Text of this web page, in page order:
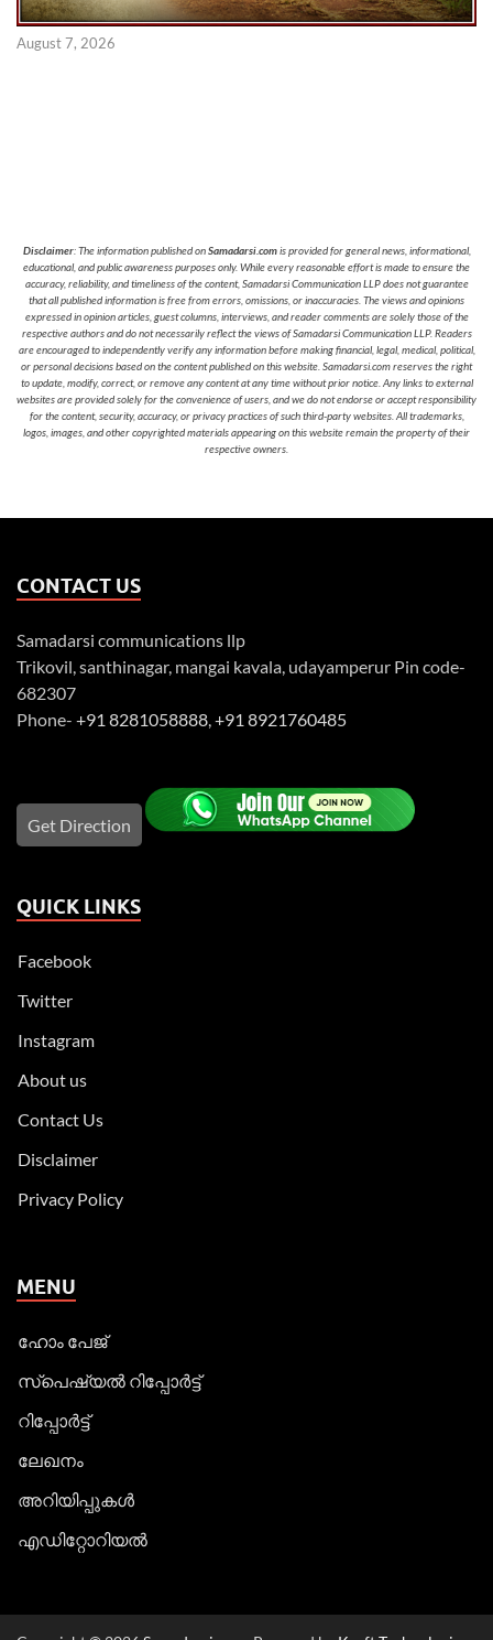
August 7, 2026
Disclaimer: The information published onSamadarsi.comis provided for general news, informational,
educational, and public awareness purposes only. While every reasonable effort is made to ensure the
accuracy, reliability, and timeliness of the content, Samadarsi Communication LLP does not guarantee
that all published information is free from errors, omissions, or inaccuracies. The views and opinions
expressed in opinion articles, guest columns, interviews, and reader comments are solely those of the
respective authors and do not necessarily reflect the views of Samadarsi Communication LLP. Readers
are encouraged to independently verify any information before making financial, legal, medical, political,
or personal decisions based on the content published on this website. Samadarsi.com reserves the right
to update, modify, correct, or remove any content at any time without prior notice. Any links to external
websites are provided solely for the convenience of users, and we do not endorse or accept responsibility
for the content, security, accuracy, or privacy practices of such third-party websites. All trademarks,
logos, images, and other copyrighted materials appearing on this website remain the property of their
respective owners.
CONTACT US
Samadarsi communications llp
Trikovil, santhinagar, mangai kavala, udayamperur Pin code-
682307
Phone- +91 8281058888 +91 8921760485
Get Direction
QUICK LINKS
Facebook
Twitter
Instagram
About us
Contact Us
Disclaimer
Privacy Policy
MENU
ഹോം പേജ്
സ്പെഷ്യൽ റിപ്പോര്‍ട്ട്
റിപ്പോര്‍ട്ട്
ലേഖനം
അറിയിപ്പുകള്‍
എഡിറ്റോറിയല്‍